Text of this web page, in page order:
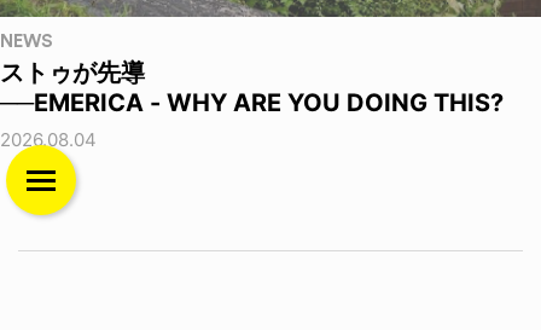
NEWS
ストゥが先導
──EMERICA - WHY ARE YOU DOING THIS?
2026.08.04